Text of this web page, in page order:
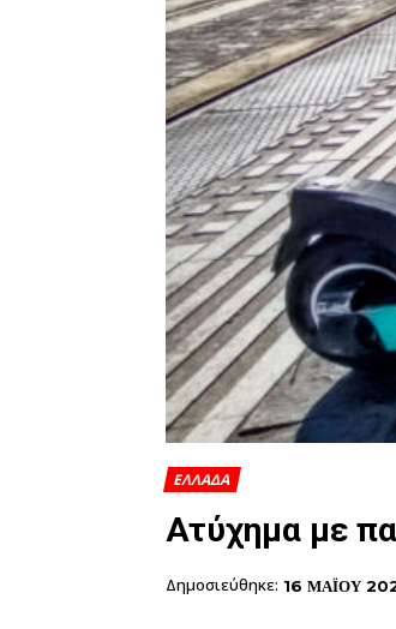
ΕΛΛΑΔΑ
Ατύχημα με
Δημοσιεύθηκε: 16 ΜΑΪΟΥ